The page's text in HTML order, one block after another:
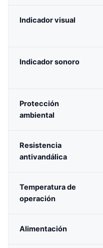
Indicador visual
Indicador sonoro
Protección
ambiental
Resistencia
antivandálica
Temperatura de
operación
Alimentación